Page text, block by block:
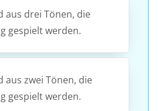
aus drei Tönen, die
gespielt werden.
aus zwei Tönen, die
gespielt werden.